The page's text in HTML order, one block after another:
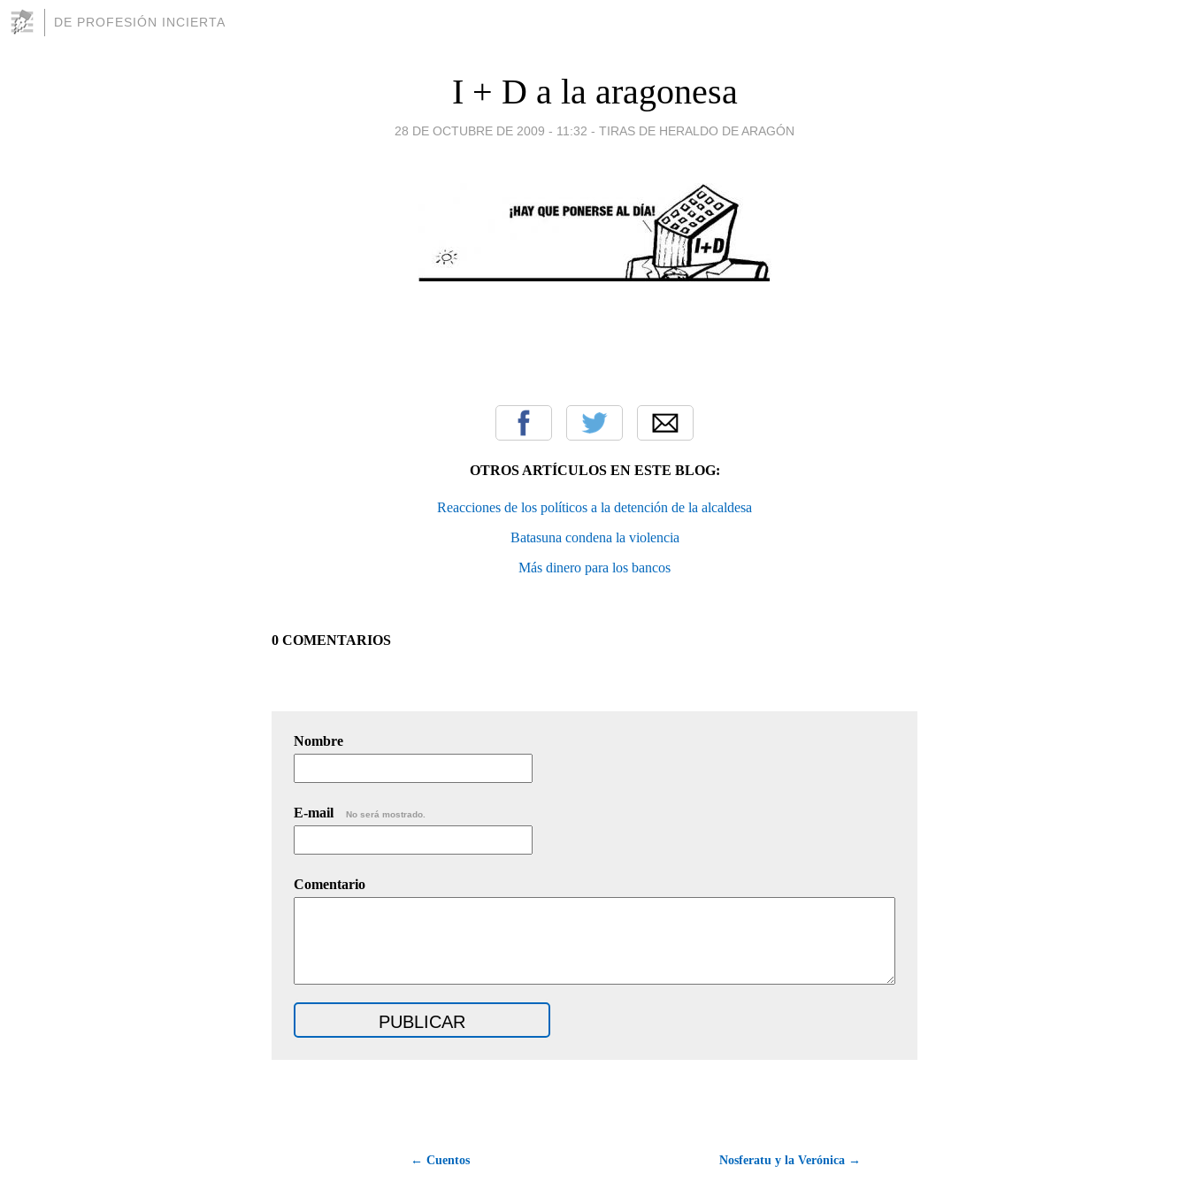
DE PROFESIÓN INCIERTA
I + D a la aragonesa
28 DE OCTUBRE DE 2009 - 11:32 - TIRAS DE HERALDO DE ARAGÓN
OTROS ARTÍCULOS EN ESTE BLOG:
Reacciones de los políticos a la detención de la alcaldesa
Batasuna condena la violencia
Más dinero para los bancos
0 COMENTARIOS
Nombre
E-mail No será mostrado.
Comentario
← Cuentos Nosferatu y la Verónica →